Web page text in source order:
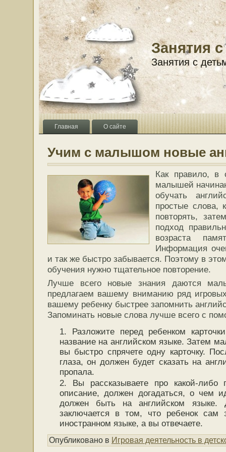
Занятия
Занятия с
Главная О сайте
Учим с малышом новые
Как правило, в
малышей
обучать
простые слова,
повторять,
подход
возраста
Информация
и так же быстро забывается. Поэтому в
обучения нужно тщательное повторение.
Лучше всего новые знания даются
предлагаем вашему вниманию ряд
вашему ребенку быстрее запомнить
Запоминать новые слова лучше всего с
Разложите перед ребенком
название на английском языке. Затем
вы быстро спрячете одну карточку.
глаза, он должен будет сказать на
пропала.
Вы рассказываете про какой-
описание, должен догадаться, о чем
должен быть на английском языке.
заключается в том, что ребенок сам
иностранном языке, а вы отвечаете.
Опубликовано в Игровая деятельность в